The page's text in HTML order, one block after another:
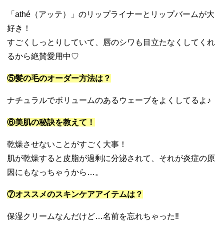
「 athé （アッテ）」のリップライナーとリップバームが大
好き！
すごくしっとりしていて、唇のシワも目立たなくしてくれ
るから絶賛愛用中♡
⑤髪の毛のオーダー方法は？
ナチュラルでボリュームのあるウェーブをよくしてるよ♪
⑥美肌の秘訣を教えて！
乾燥させないことがすごく大事！
肌が乾燥すると皮脂が過剰に分泌されて、それが炎症の原
因にもなっちゃうから…。
⑦オススメのスキンケアアイテムは？
保湿クリームなんだけど…名前を忘れちゃった‼︎